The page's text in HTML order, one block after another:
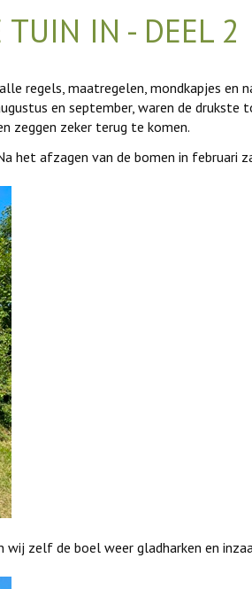
TUIN IN - DEEL 2
regels, maatregelen, mondkapjes en
en september, waren de
zeggen zeker terug te komen.
het afzagen van de bomen in februari
zelf de boel weer gladharken en